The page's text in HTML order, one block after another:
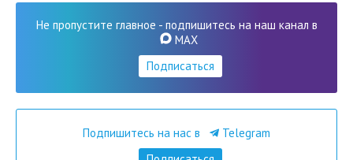
Не пропустите главное - подпишитесь на наш канал в
MAX
Подписаться
Подпишитесь на нас в
Telegram